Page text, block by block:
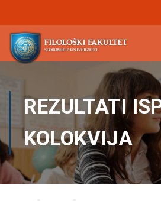
REZULTATI
KOLOKVIJA